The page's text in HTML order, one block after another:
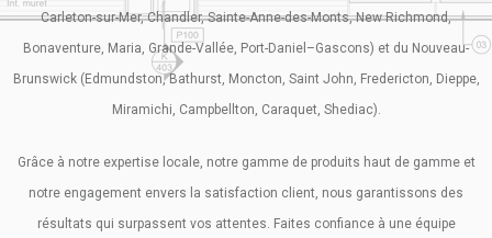
Carleton-sur-Mer, Chandler, Sainte-Anne-des-Monts, New Richmond,
Bonaventure, Maria, Grande-Vallée, Port-Daniel–Gascons) et du Nouveau-
Brunswick (Edmundston, Bathurst, Moncton, Saint John, Fredericton, Dieppe,
Miramichi, Campbellton, Caraquet, Shediac).
Grâce à notre expertise locale, notre gamme de produits haut de gamme et
notre engagement envers la satisfaction client, nous garantissons des
résultats qui surpassent vos attentes. Faites confiance à une équipe